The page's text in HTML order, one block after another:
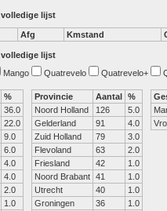
volledige lijst
Afg Kmstand
volledige lijst
Mango Quatrevelo Quatrevelo+
%
36.0
22.0
9.0
6.0
4.0
4.0
2.0
1.0
Provincie Aantal %
Noord Holland
126
5.0
Gelderland
91
4.0
Zuid Holland
79
3.0
Flevoland
63
2.0
Friesland
42
1.0
Noord Brabant 41
1.0
Utrecht
40
1.0
Groningen
36
1.0